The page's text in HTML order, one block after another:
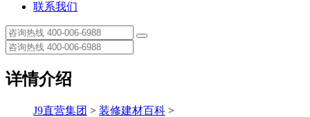
联系我们
详情介绍
J9直营集团 > 装修建材百科 >